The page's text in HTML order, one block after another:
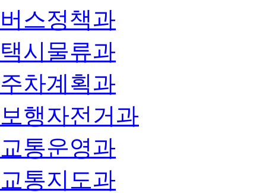
버스정책과
택시물류과
주차계획과
보행자전거과
교통운영과
교통지도과